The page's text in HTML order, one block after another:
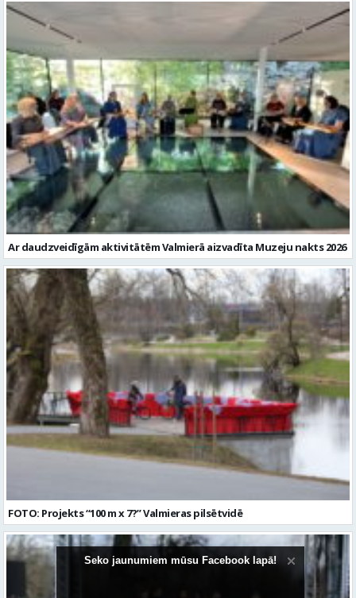
Ar daudzveidīgām aktivitātēm Valmierā aizvadīta Muzeju nakts 2026
FOTO: Projekts “100 m x 7?” Valmieras pilsētvidē
Seko jaunumiem mūsu Facebook lapā!